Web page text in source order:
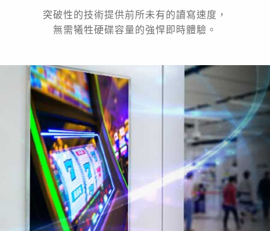
突破性的技術提供前所未有的讀寫速度，
無需犧牲硬碟容量的強悍即時體驗。